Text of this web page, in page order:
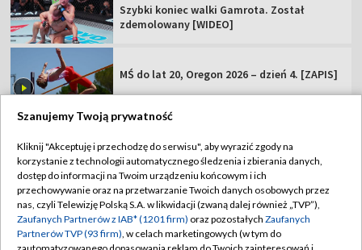
Szybki koniec walki Gamrota. Został
zdemolowany [WIDEO]
MŚ do lat 20, Oregon 2026 – dzień 4. [ZAPIS]
TVP
Abonament TVP
Sklep TVP
Biuro Reklamy
Regulamin TVP
Polityka prywatności
Moje zgody
Szanujemy Twoją prywatność
Kliknij "Akceptuję i przechodzę do serwisu", aby wyrazić zgody na
korzystanie z technologii automatycznego śledzenia i zbierania danych,
dostęp do informacji na Twoim urządzeniu końcowym i ich
przechowywanie oraz na przetwarzanie Twoich danych osobowych przez
nas, czyli Telewizję Polską S.A. w likwidacji (zwaną dalej również „TVP”),
Zaufanych Partnerów z IAB* (1201 firm) oraz pozostałych Zaufanych
Partnerów TVP (93 firm), w celach marketingowych (w tym do